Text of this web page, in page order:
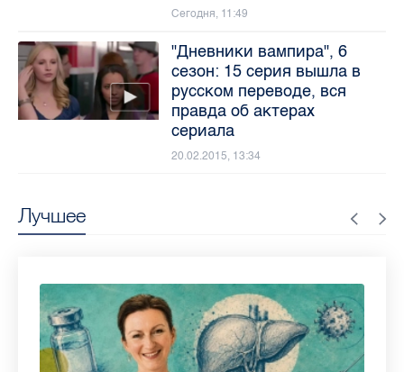
Лучшее
Сегодня, 11:49
"Дневники вампира", 6
сезон: 15 серия вышла в
русском переводе, вся
правда об актерах
сериала
20.02.2015, 13:34